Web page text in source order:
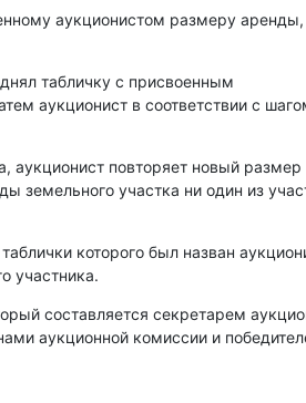
аукционистом размеру аренды,
табличку с присвоенным
аукционист в соответствии с
аукционист повторяет новый размер
земельного участка ни один из
которого был назван
участника.
составляется секретарем
аукционной комиссии и